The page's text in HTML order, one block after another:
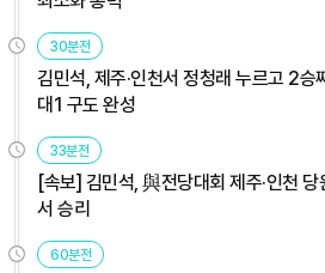
30분전
김민석, 제주·인천서 정청래 누르고 2
대1 구도 완성
33분전
[속보] 김민석, 與전당대회 제주·인천 당
서 승리
60분전